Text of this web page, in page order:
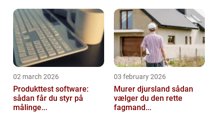
02 march 2026
Produkttest software:
sådan får du styr på
målinge...
03 february 2026
Murer djursland sådan
vælger du den rette
fagmand...